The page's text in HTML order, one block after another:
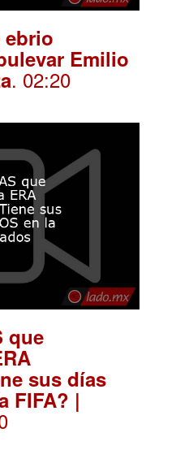
ebrio
Emilio
. 02:20
que
sus días
FIFA? |